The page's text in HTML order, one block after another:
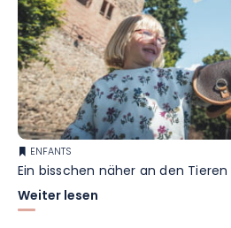
ENFANTS
Ein bisschen näher an den
Weiter lesen